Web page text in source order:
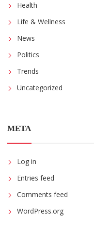
Health
Life & Wellness
News
Politics
Trends
Uncategorized
META
Log in
Entries feed
Comments feed
WordPress.org